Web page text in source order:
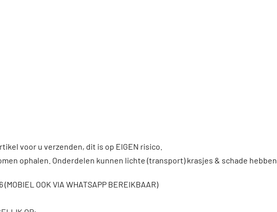
voor u verzenden, dit is op EIGEN risico.
ophalen. Onderdelen kunnen lichte (transport) krasjes & schade hebben.
(MOBIEL OOK VIA WHATSAPP BEREIKBAAR)